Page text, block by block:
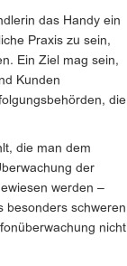
das Handy ein
Praxis zu sein,
Ein Ziel mag sein,
Kunden
die
die man dem
der
werden –
besonders schweren
nicht